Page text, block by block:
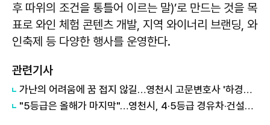
후 따위의 조건을 통틀어 이르는 말)’로 만드는 것을 목
표로 와인 체험 콘텐츠 개발, 지역 와이너리 브랜딩, 와
인축제 등 다양한 행사를 운영한다.
관련기사
가난의 어려움에 꿈 접지 않길…영천시 고문변호사 '하경환의 묵묵한 청소년' 응원가
"5등급은 올해가 마지막"…영천시, 4·5등급 경유차·건설기계 조기폐차 추진